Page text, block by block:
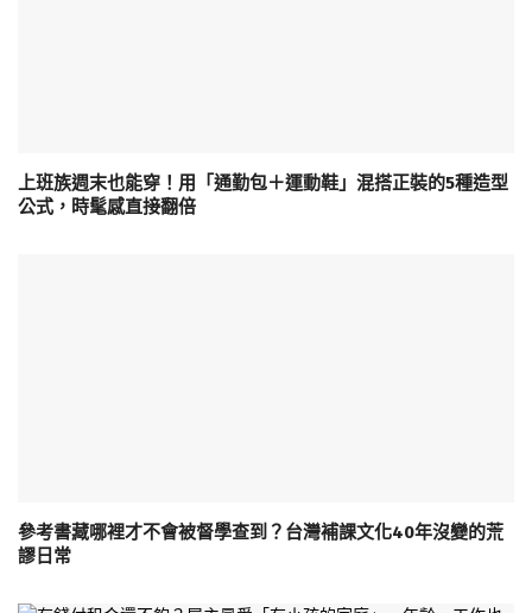
上班族週末也能穿！用「通勤包＋運動鞋」混搭正裝的5種造型
公式，時髦感直接翻倍
參考書藏哪裡才不會被督學查到？台灣補課文化40年沒變的荒
謬日常